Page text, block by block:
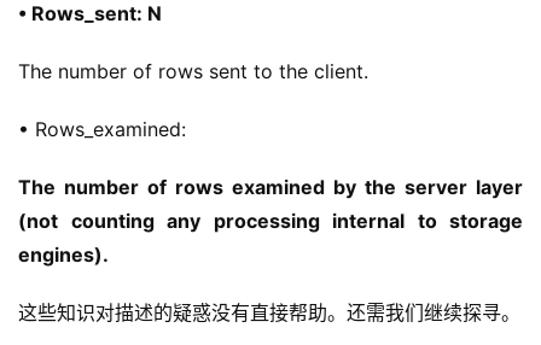
• Rows_sent: N
The number of rows sent to the client.
• Rows_examined:
The number of rows examined by the server layer
(not counting any processing internal to storage
engines).
这些知识对描述的疑惑没有直接帮助。还需我们继续探寻。